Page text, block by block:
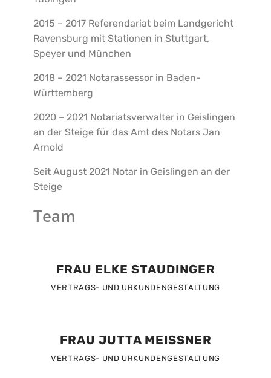
2015 – 2017 Referendariat beim Landgericht
Ravensburg mit Stationen in Stuttgart,
Speyer und München
2018 – 2021 Notarassessor in Baden-
Württemberg
2020 – 2021 Notariatsverwalter in Geislingen
an der Steige für das Amt des Notars Jan
Arnold
Seit August 2021 Notar in Geislingen an der
Steige
Team
FRAU ELKE STAUDINGER
VERTRAGS- UND URKUNDENGESTALTUNG
FRAU JUTTA MEISSNER
VERTRAGS- UND URKUNDENGESTALTUNG